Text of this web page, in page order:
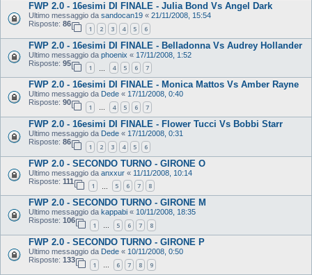
FWP 2.0 - 16esimi DI FINALE - Julia Bond Vs Angel Dark
Ultimo messaggio da sandocan19 « 21/11/2008, 15:54
Risposte: 86
1 2 3 4 5 6
FWP 2.0 - 16esimi DI FINALE - Belladonna Vs Audrey Hollander
Ultimo messaggio da phoenix « 17/11/2008, 1:52
Risposte: 95
1 4 5 6 7
FWP 2.0 - 16esimi DI FINALE - Monica Mattos Vs Amber Rayne
Ultimo messaggio da Dede « 17/11/2008, 0:40
Risposte: 90
1 … 4 5 6 7
FWP 2.0 - 16esimi DI FINALE - Flower Tucci Vs Bobbi Starr
Ultimo messaggio da Dede « 17/11/2008, 0:31
Risposte: 86
1 2 3 4 5 6
FWP 2.0 - SECONDO TURNO - GIRONE O
Ultimo messaggio da anxxur « 11/11/2008, 10:14
Risposte: 111
1 5 6 7 8
FWP 2.0 - SECONDO TURNO - GIRONE M
Ultimo messaggio da kappabi « 10/11/2008, 18:35
Risposte: 106
1 … 5 6 7 8
FWP 2.0 - SECONDO TURNO - GIRONE P
Ultimo messaggio da Dede « 10/11/2008, 0:50
Risposte: 133
1 … 6 7 8 9